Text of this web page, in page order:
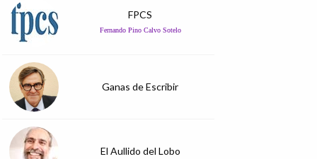
FPCS
Fernando Pino Calvo Sotelo
Ganas de Escribir
El Aullido del Lobo